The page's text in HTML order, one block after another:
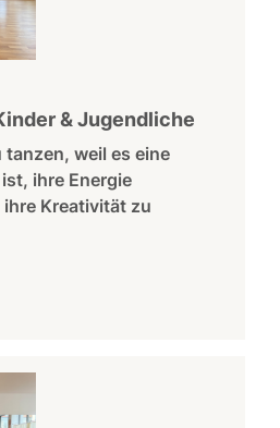
& Jugendliche
weil es eine
ihre Energie
Kreativität zu